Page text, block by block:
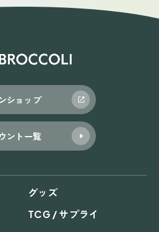
ショップ
ント一覧
グッズ
TCG / サプライ